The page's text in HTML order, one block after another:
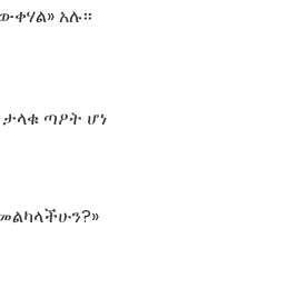
አሉ፡፡
ጣዖት ሆነ